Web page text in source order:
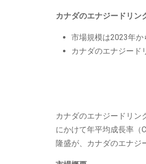
カナダのエナジードリン
市場規模は2023年か
カナダのエナジード
カナダのエナジードリン
にかけて年平均成長率（
隆盛が、カナダのエナ